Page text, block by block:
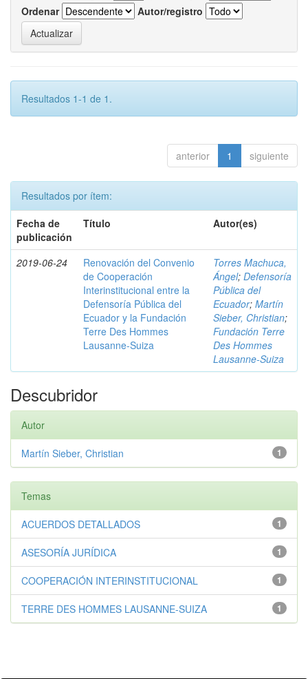
Ordenar
Autor/registro
Resultados 1-1 de 1.
anterior 1 siguiente
Resultados por ítem:
Fecha de
publicación
Título Autor(es)
2019-06-24
Renovación del Convenio
de Cooperación
Interinstitucional entre la
Defensoría Pública del
Ecuador y la Fundación
Terre Des Hommes
Lausanne-Suiza
Torres Machuca,
Ángel; Defensoría
Pública del
Ecuador; Martín
Sieber, Christian;
Fundación Terre
Des Hommes
Lausanne-Suiza
Descubridor
Autor
1
Martín Sieber, Christian
Temas
1
ACUERDOS DETALLADOS
1
ASESORÍA JURÍDICA
1
COOPERACIÓN INTERINSTITUCIONAL
1
TERRE DES HOMMES LAUSANNE-SUIZA